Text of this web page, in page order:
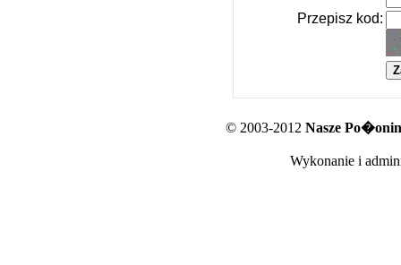
Przepisz kod:
© 2003-2012 Nasze
Wykonanie i